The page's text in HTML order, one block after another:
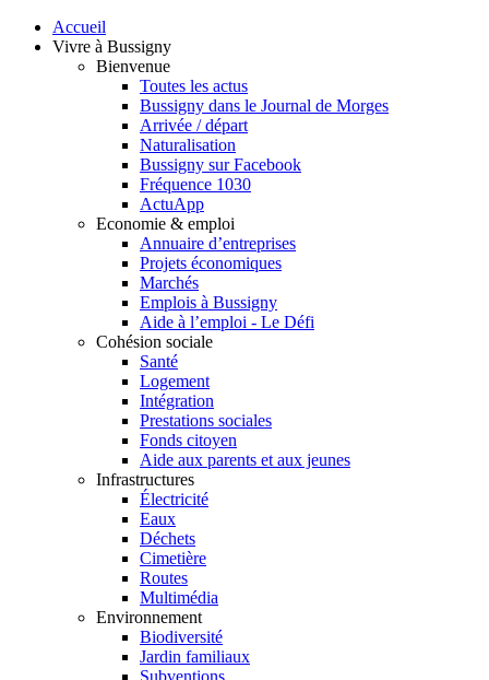
Accueil
Vivre à Bussigny
Bienvenue
Toutes les actus
Bussigny dans le Journal de Morges
Arrivée / départ
Naturalisation
Bussigny sur Facebook
Fréquence 1030
ActuApp
Economie & emploi
Annuaire d’entreprises
Projets économiques
Marchés
Emplois à Bussigny
Aide à l’emploi - Le Défi
Cohésion sociale
Santé
Logement
Intégration
Prestations sociales
Fonds citoyen
Aide aux parents et aux jeunes
Infrastructures
Électricité
Eaux
Déchets
Cimetière
Routes
Multimédia
Environnement
Biodiversité
Jardin familiaux
Subventions